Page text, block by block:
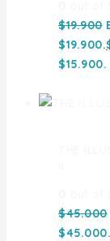
$19.900
$19.900.
$15.900.
$45.000
$45.000.